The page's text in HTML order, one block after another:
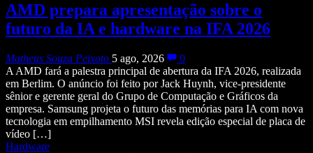
AMD prepara apresentação sobre o
futuro da IA e hardware na IFA 2026
Matheus Souza Peixoto 5 ago, 2026
0
A AMD fará a palestra principal de abertura da IFA 2026, realizada
em Berlim. O anúncio foi feito por Jack Huynh, vice-presidente
sênior e gerente geral do Grupo de Computação e Gráficos da
empresa. Samsung projeta o futuro das memórias para IA com nova
tecnologia em empilhamento MSI revela edição especial de placa de
vídeo […]
Hardware